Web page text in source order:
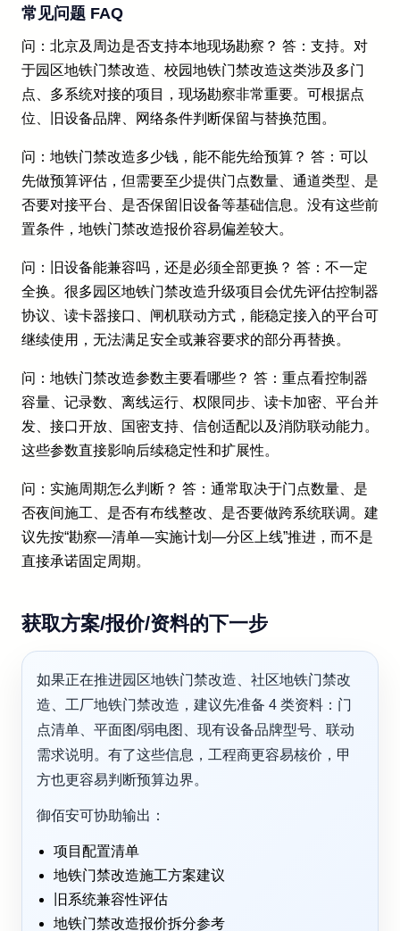
常见问题 FAQ
问：北京及周边是否支持本地现场勘察？ 答：支持。对
于园区地铁门禁改造、校园地铁门禁改造这类涉及多门
点、多系统对接的项目，现场勘察非常重要。可根据点
位、旧设备品牌、网络条件判断保留与替换范围。
问：地铁门禁改造多少钱，能不能先给预算？ 答：可以
先做预算评估，但需要至少提供门点数量、通道类型、是
否要对接平台、是否保留旧设备等基础信息。没有这些前
置条件，地铁门禁改造报价容易偏差较大。
问：旧设备能兼容吗，还是必须全部更换？ 答：不一定
全换。很多园区地铁门禁改造升级项目会优先评估控制器
协议、读卡器接口、闸机联动方式，能稳定接入的平台可
继续使用，无法满足安全或兼容要求的部分再替换。
问：地铁门禁改造参数主要看哪些？ 答：重点看控制器
容量、记录数、离线运行、权限同步、读卡加密、平台并
发、接口开放、国密支持、信创适配以及消防联动能力。
这些参数直接影响后续稳定性和扩展性。
问：实施周期怎么判断？ 答：通常取决于门点数量、是
否夜间施工、是否有布线整改、是否要做跨系统联调。建
议先按“勘察—清单—实施计划—分区上线”推进，而不是
直接承诺固定周期。
获取方案/报价/资料的下一步
如果正在推进园区地铁门禁改造、社区地铁门禁改
造、工厂地铁门禁改造，建议先准备 4 类资料：门
点清单、平面图/弱电图、现有设备品牌型号、联动
需求说明。有了这些信息，工程商更容易核价，甲
方也更容易判断预算边界。
御佰安可协助输出：
项目配置清单
地铁门禁改造施工方案建议
旧系统兼容性评估
地铁门禁改造报价拆分参考